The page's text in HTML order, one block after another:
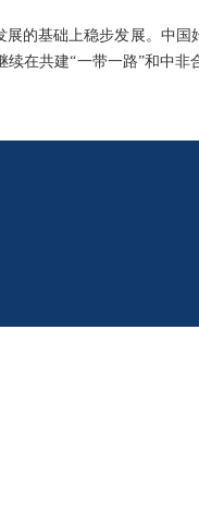
的基础上稳步发展。中
在共建“一带一路”和中